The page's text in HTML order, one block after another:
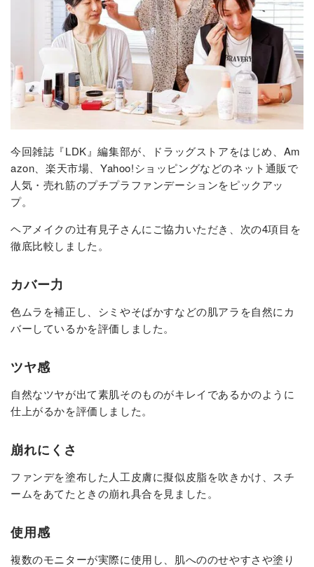
今回雑誌『LDK』編集部が、ドラッグストアをはじめ、Am
azon、楽天市場、Yahoo!ショッピングなどのネット通販で
人気・売れ筋のプチプラファンデーションをピックアッ
プ。
ヘアメイクの辻有見子さんにご協力いただき、次の4項目を
徹底比較しました。
カバー力
色ムラを補正し、シミやそばかすなどの肌アラを自然にカ
バーしているかを評価しました。
ツヤ感
自然なツヤが出て素肌そのものがキレイであるかのように
仕上がるかを評価しました。
崩れにくさ
ファンデを塗布した人工皮膚に擬似皮脂を吹きかけ、スチ
ームをあてたときの崩れ具合を見ました。
使用感
複数のモニターが実際に使用し、肌へののせやすさや塗り